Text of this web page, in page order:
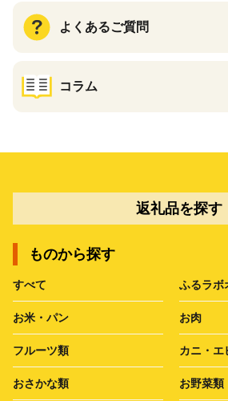
よくあるご質問
コラム
返礼品を探す
ものから探す
すべて ふるラボ
お米・パン お肉
フルーツ類 カニ・エ
おさかな類 お野菜類